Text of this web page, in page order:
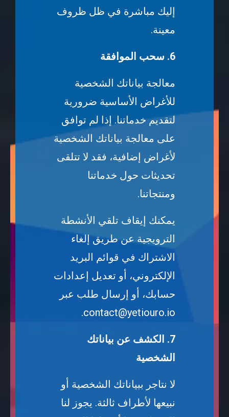
إليك مباشرة في ظل ظروف
معينة.
6. سحب الموافقة
معالجة بياناتك الشخصية
للأغراض الأساسية ضرورية
لتقديم خدماتنا. إذا لم توافق
على معالجة بياناتك الشخصية
لأغراض إضافية، فقد لا تتلقى
تحديثات حول خدماتنا
ومنتجاتنا.
يمكنك إيقاف تلقي الأنشطة
الترويجية عن طريق إلغاء
الاشتراك في قوائم البريد
الإلكتروني، أو تعديل إعدادات
حسابك، أو إرسال طلب عبر
contact@yetiouro.io
.
7. الكشف عن بياناتك
الشخصية
لا نتاجر ببياناتك الشخصية أو
نبيعها لأطراف ثالثة. يجوز لنا